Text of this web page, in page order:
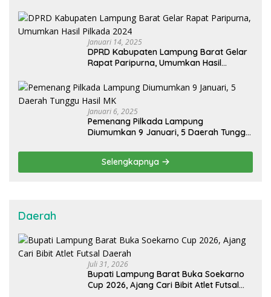
Januari 14, 2025
DPRD Kabupaten Lampung Barat Gelar
Rapat Paripurna, Umumkan Hasil
Januari 6, 2025
Pemenang Pilkada Lampung
Diumumkan 9 Januari, 5 Daerah Tunggu
Selengkapnya
Daerah
Juli 31, 2026
Bupati Lampung Barat Buka Soekarno
Cup 2026, Ajang Cari Bibit Atlet Futsal